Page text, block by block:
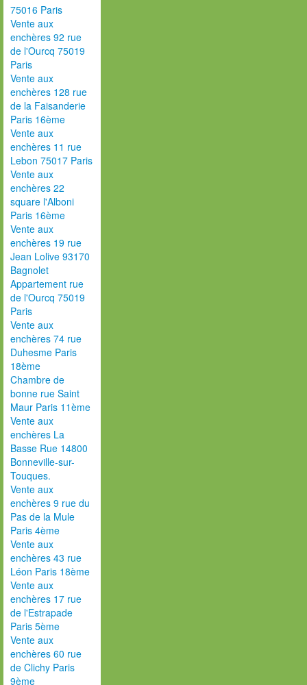
75016 Paris
Vente aux
enchères 92 rue
de l'Ourcq 75019
Paris
Vente aux
enchères 128 rue
de la Faisanderie
Paris 16ème
Vente aux
enchères 11 rue
Lebon 75017 Paris
Vente aux
enchères 22
square l'Alboni
Paris 16ème
Vente aux
enchères 19 rue
Jean Lolive 93170
Bagnolet
Appartement rue
de l'Ourcq 75019
Paris
Vente aux
enchères 74 rue
Duhesme Paris
18ème
Chambre de
bonne rue Saint
Maur Paris 11ème
Vente aux
enchères La
Basse Rue 14800
Bonneville-sur-
Touques.
Vente aux
enchères 9 rue du
Pas de la Mule
Paris 4ème
Vente aux
enchères 43 rue
Léon Paris 18ème
Vente aux
enchères 17 rue
de l'Estrapade
Paris 5ème
Vente aux
enchères 60 rue
de Clichy Paris
9ème